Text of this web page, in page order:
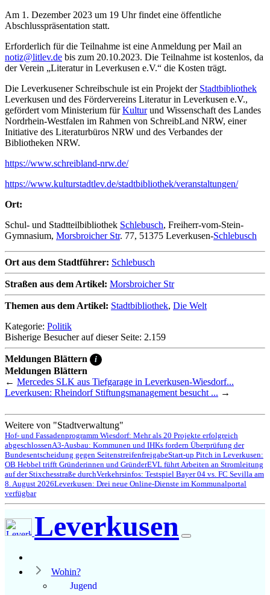
Am 1. Dezember 2023 um 19 Uhr findet eine öffentliche
Abschlusspräsentation statt.
Erforderlich für die Teilnahme ist eine Anmeldung per Mail an
notiz@litlev.de bis zum 20.10.2023. Die Teilnahme ist kostenlos, da
der Verein „Literatur in Leverkusen e.V.“ die Kosten trägt.
Die Leverkusener Schreibschule ist ein Projekt der Stadtbibliothek
Leverkusen und des Fördervereins Literatur in Leverkusen e.V.,
gefördert vom Ministerium fürKulturund Wissenschaft des Landes
Nordrhein-Westfalen im Rahmen von SchreibLand NRW, einer
Initiative des Literaturbüros NRW und des Verbandes der
Bibliotheken NRW.
https://www.schreibland-nrw.de/
https://www.kulturstadtlev.de/stadtbibliothek/veranstaltungen/
Ort:
Schul- und Stadtteilbibliothek Schlebusch, Freiherr-vom-Stein-
Gymnasium, Morsbroicher Str. 77, 51375 Leverkusen-Schlebusch
Ort aus dem Stadtführer: Schlebusch
Straßen aus dem Artikel: Morsbroicher Str
Themen aus dem Artikel: Stadtbibliothek, Die Welt
Kategorie: Politik
Bisherige Besucher auf dieser Seite: 2.159
Meldungen Blättern i
Meldungen Blättern
← Mercedes SLK aus Tiefgarage in Leverkusen-Wiesdorf...
Leverkusen: Rheindorf Stiftungsmanagement besucht ... →
Weitere von "Stadtverwaltung"
Hof- und Fassadenprogramm Wiesdorf: Mehr als 20 Projekte erfolgreich
abgeschlossenA3-Ausbau: Kommunen und IHKs fordern Überprüfung der
Bundesentscheidung gegen SeitenstreifenfreigabeStart-up Pitch in Leverkusen:
OB Hebbel trifft Gründerinnen und GründerEVL führt Arbeiten an Stromleitung
auf der Stixchesstraße durchVerkehrsinfos: Testspiel Bayer 04 vs. FC Sevilla am
8. August 2026Leverkusen: Drei neue Online-Dienste im Kommunalportal
verfügbar
Leverkusen
Wohin?
Jugend